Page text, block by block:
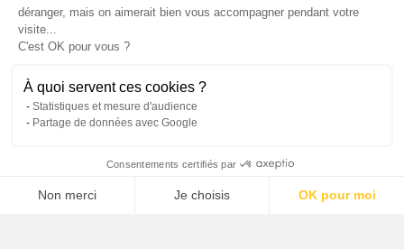
Politique de protection des données
déranger, mais on aimerait bien vous accompagner pendant votre
visite...
C'est OK pour vous ?
À quoi servent ces cookies ?
Statistiques et mesure d'audience
Partage de données avec Google
Consentements certifiés par
Non merci Je choisis OK pour moi